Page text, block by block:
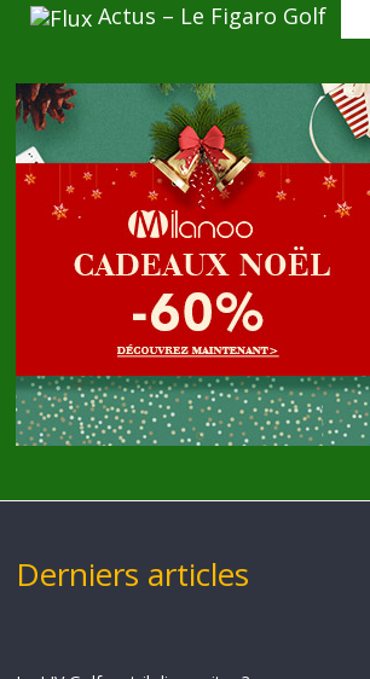
Actus – Le Figaro Golf
Derniers articles